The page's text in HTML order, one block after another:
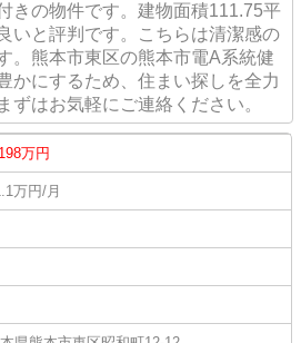
きの物件です。建物面積111.75平
いと評判です。こちらは清潔感の
。熊本市東区の熊本市電A系統健
かにするため、住まい探しを全力
ずはお気軽にご連絡ください。
万円
万円/月